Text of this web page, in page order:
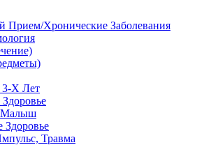
Прием/Хронические Заболевания
3-Х Лет
Травма